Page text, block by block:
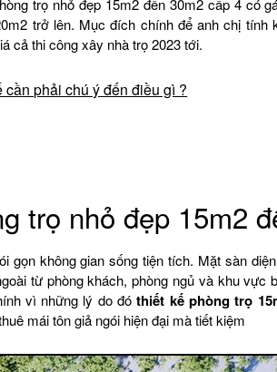
trọ nhỏ đẹp 15m2 đến 30m2 cấp 4 có
trở lên. Mục đích chính để anh chị tính
cả thi công xây nhà trọ 2023 tới.
phải chú ý đến điều gì ?
trọ nhỏ đẹp 15m2
gọn không gian sống tiện tích. Mặt sàn
từ phòng khách, phòng ngủ và khu vực
vì những lý do đóthiết kế phòng trọ
mái tôn giả ngói hiện đại mà tiết kiệm